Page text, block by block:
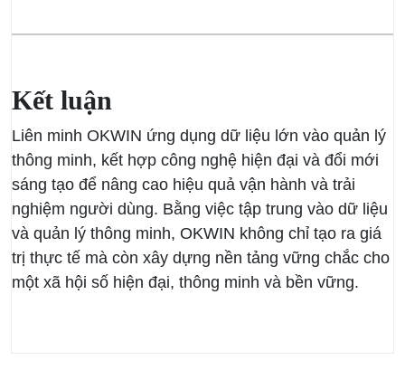
Kết luận
Liên minh OKWIN ứng dụng dữ liệu lớn vào quản lý
thông minh, kết hợp công nghệ hiện đại và đổi mới
sáng tạo để nâng cao hiệu quả vận hành và trải
nghiệm người dùng. Bằng việc tập trung vào dữ liệu
và quản lý thông minh, OKWIN không chỉ tạo ra giá
trị thực tế mà còn xây dựng nền tảng vững chắc cho
một xã hội số hiện đại, thông minh và bền vững.